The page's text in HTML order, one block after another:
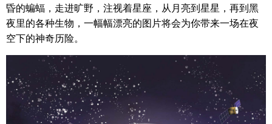
昏的蝙蝠，走进旷野，注视着星座，从月亮到星星，再到黑
夜里的各种生物，一幅幅漂亮的图片将会为你带来一场在夜
空下的神奇历险。